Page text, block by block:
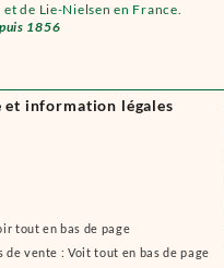
de Lie-Nielsen en France.
1856
et information légales
tout en bas de page
vente : Voit tout en bas de page